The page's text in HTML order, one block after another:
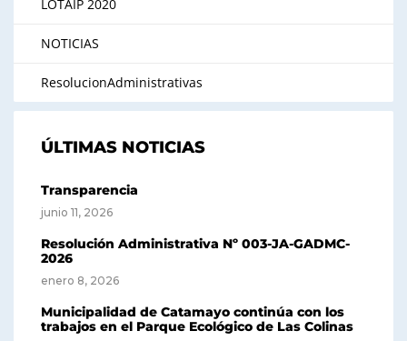
LOTAIP 2020
NOTICIAS
ResolucionAdministrativas
ÚLTIMAS NOTICIAS
Transparencia
junio 11, 2026
Resolución Administrativa Nº 003-JA-GADMC-
2026
enero 8, 2026
Municipalidad de Catamayo continúa con los
trabajos en el Parque Ecológico de Las Colinas